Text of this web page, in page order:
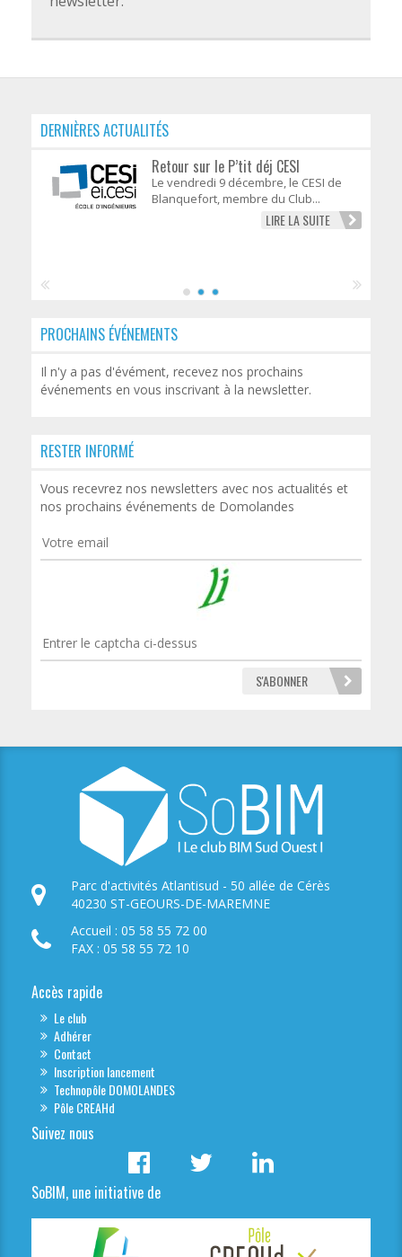
DERNIÈRES ACTUALITÉS
Retour sur le P’tit déj CESI
Le vendredi 9 décembre, le CESI de
Blanquefort, membre du Club...
LIRE LA SUITE
PROCHAINS ÉVÉNEMENTS
Il n'y a pas d'évément, recevez nos prochains
événements en vous inscrivant à la newsletter.
RESTER INFORMÉ
Vous recevrez nos newsletters avec nos actualités et
nos prochains événements de Domolandes
Parc d'activités Atlantisud - 50 allée de Cérès
40230 ST-GEOURS-DE-MAREMNE
Accueil : 05 58 55 72 00
FAX : 05 58 55 72 10
Accès rapide
Le club
Adhérer
Contact
Inscription lancement
Technopôle DOMOLANDES
Pôle CREAHd
Suivez nous
SoBIM, une initiative de